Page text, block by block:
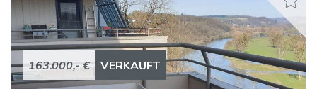
163.000,- € VERKAUFT